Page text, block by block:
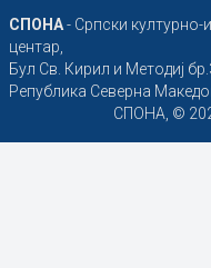
СПОНА- Српски
центар,
Бул Св. Кирил и Методиј
Република Северна
СПОНА, ©